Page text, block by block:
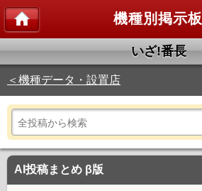
機種別掲示板
いざ!番長
＜機種データ・設置店
AI投稿まとめ β版